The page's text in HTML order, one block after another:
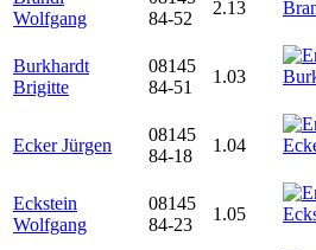
Wolfgang
84-52
2.13
Burkhardt
Brigitte
08145
84-51
1.03
Ecker Jürgen
08145
84-18
1.04
Eckstein
Wolfgang
08145
84-23
1.05